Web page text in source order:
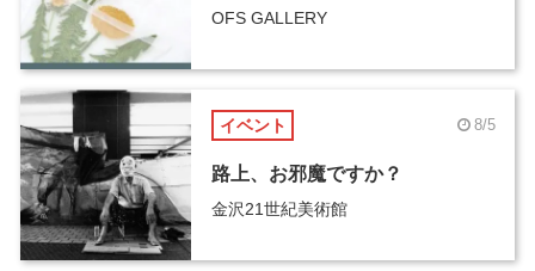
OFS GALLERY
イベント 8/5
路上、お邪魔ですか？
金沢21世紀美術館